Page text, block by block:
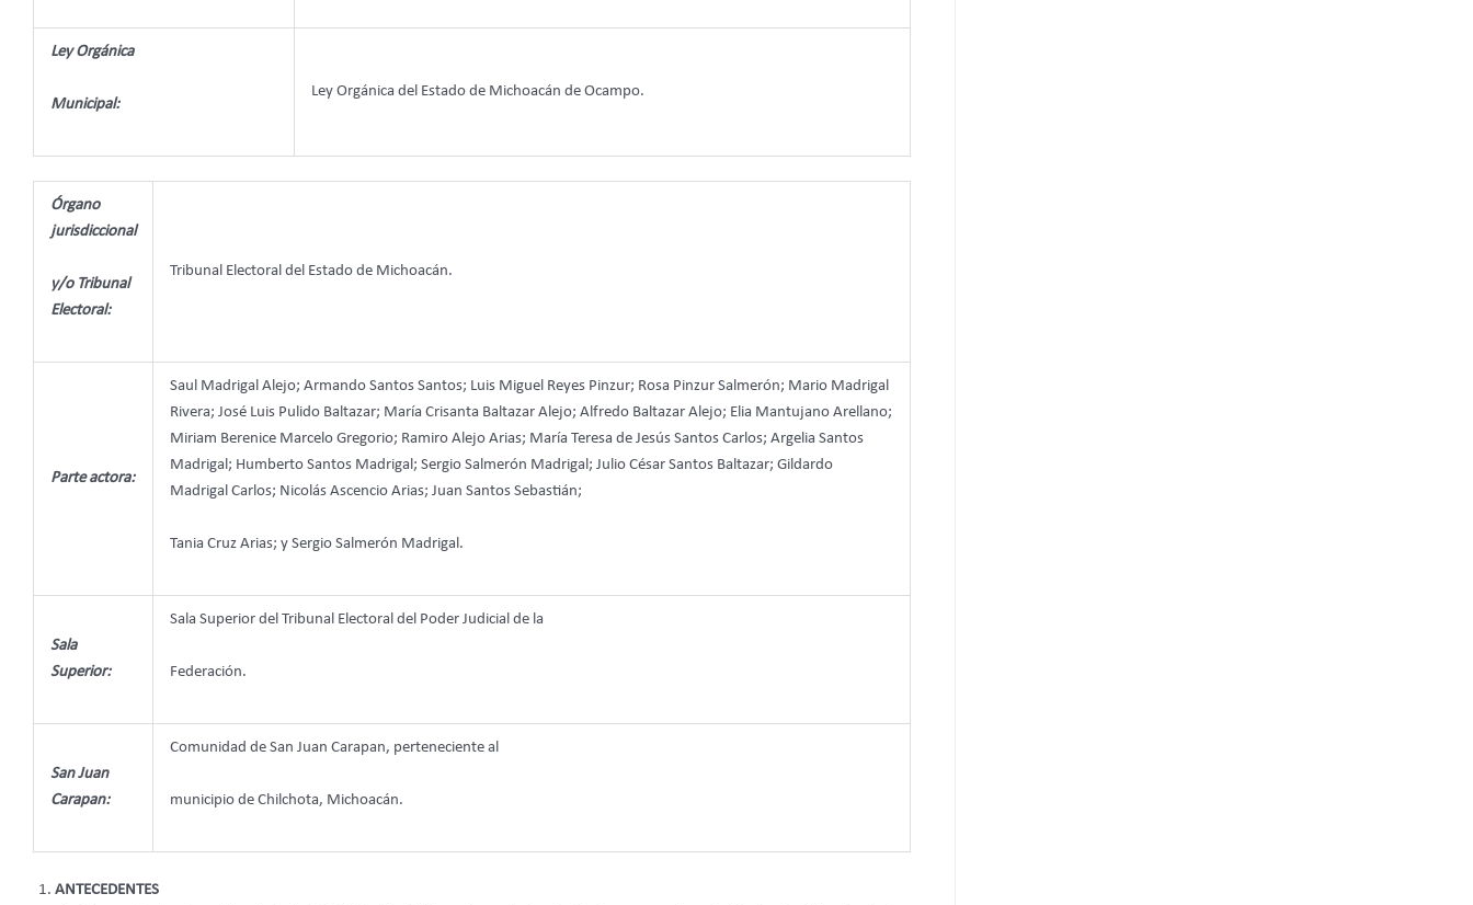
Ley Orgánica
Municipal:
Ley Orgánica del Estado de Michoacán de Ocampo.
Órgano
jurisdiccional
y/o Tribunal
Electoral:
Tribunal Electoral del Estado de Michoacán.
Parte actora:
Saul Madrigal Alejo; Armando Santos Santos; Luis Miguel Reyes Pinzur; Rosa Pinzur Salmerón; Mario Madrigal
Rivera; José Luis Pulido Baltazar; María Crisanta Baltazar Alejo; Alfredo Baltazar Alejo; Elia Mantujano Arellano;
Miriam Berenice Marcelo Gregorio; Ramiro Alejo Arias; María Teresa de Jesús Santos Carlos; Argelia Santos
Madrigal; Humberto Santos Madrigal; Sergio Salmerón Madrigal; Julio César Santos Baltazar; Gildardo
Madrigal Carlos; Nicolás Ascencio Arias; Juan Santos Sebastián;
Tania Cruz Arias; y Sergio Salmerón Madrigal.
Sala
Superior:
Sala Superior del Tribunal Electoral del Poder Judicial de la
Federación.
San Juan
Carapan:
Comunidad de San Juan Carapan, perteneciente al
municipio de Chilchota, Michoacán.
ANTECEDENTES